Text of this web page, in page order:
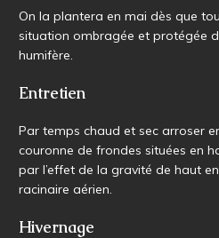
On la plantera en mai dès que
situation ombragée et protégée
humifère.
Entretien
Par temps chaud et sec arroser
couronne de frondes situées en
par l’effet de la gravité de haut
racinaire aérien.
Hivernage